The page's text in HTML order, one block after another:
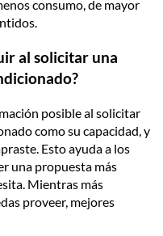
consumo, de mayor
al solicitar una
posible al solicitar
como su capacidad, y
Esto ayuda a los
una propuesta más
Mientras más
proveer, mejores